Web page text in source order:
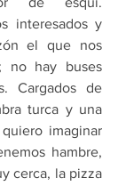
interesados y
el que nos
no hay buses
Cargados de
turca y una
imaginar
hambre,
cerca, la pizza